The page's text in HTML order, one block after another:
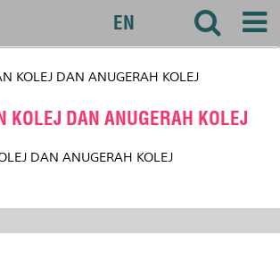
EN
KOLEJ DAN ANUGERAH KOLEJ
KOLEJ DAN ANUGERAH KOLEJ
DAN ANUGERAH KOLEJ